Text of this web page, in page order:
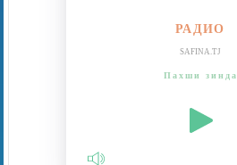
РАДИО
SAFINA.TJ
Пахши зинда